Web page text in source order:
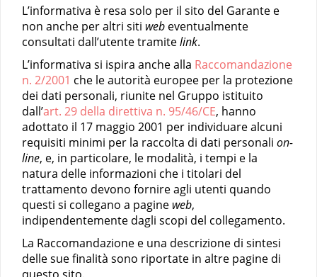
L’informativa è resa solo per il sito del Garante e
non anche per altri siti web eventualmente
consultati dall’utente tramitelink.
L’informativa si ispira anche alla Raccomandazione
n. 2/2001 che le autorità europee per la protezione
dei dati personali, riunite nel Gruppo istituito
dall’art. 29 della direttiva n. 95/46/CE, hanno
adottato il 17 maggio 2001 per individuare alcuni
requisiti minimi per la raccolta di dati personali on-
line, e, in particolare, le modalità, i tempi e la
natura delle informazioni che i titolari del
trattamento devono fornire agli utenti quando
questi si collegano a pagine web,
indipendentemente dagli scopi del collegamento.
La Raccomandazione e una descrizione di sintesi
delle sue finalità sono riportate in altre pagine di